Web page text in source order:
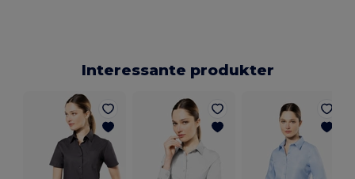
Interessante produkter